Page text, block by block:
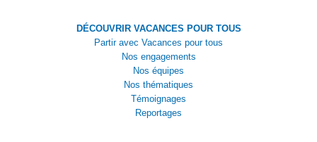
DÉCOUVRIR VACANCES POUR TOUS
Partir avec Vacances pour tous
Nos engagements
Nos équipes
Nos thématiques
Témoignages
Reportages